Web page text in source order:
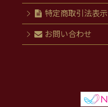
特定商取引法表示
お問い合わせ